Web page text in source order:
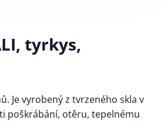
tyrkys,
Je vyrobený z tvrzeného skla v
poškrábání, otěru, tepelnému